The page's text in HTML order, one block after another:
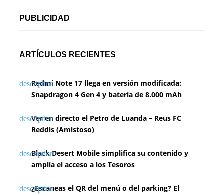
PUBLICIDAD
ARTÍCULOS RECIENTES
Redmi Note 17 llega en versión modificada:
Snapdragon 4 Gen 4 y batería de 8.000 mAh
Ver en directo el Petro de Luanda – Reus FC
Reddis (Amistoso)
Black Desert Mobile simplifica su contenido y
amplía el acceso a los Tesoros
¿Escaneas el QR del menú o del parking? El